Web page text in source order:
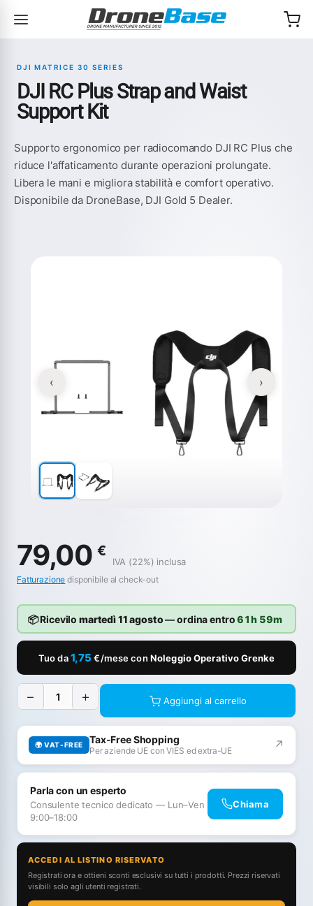
DJI MATRICE 30 SERIES
DJI RC Plus Strap and Waist
Support Kit
Supporto ergonomico per radiocomando DJI RC Plus che
riduce l'affaticamento durante operazioni prolungate.
Libera le mani e migliora stabilità e comfort operativo.
Disponibile da DroneBase, DJI Gold 5 Dealer.
‹ ›
79,00€
IVA (22%) inclusa
Fatturazione disponibile al check-out
📦 Ricevilo martedì 11 agosto— ordina entro61h 59m
Tuo da1,75€/mese con Noleggio Operativo Grenke
− + Aggiungi al carrello
🌍 VAT-FREE Tax-Free Shopping
Per aziende UE con VIES ed extra-UE ↗
Parla con un esperto
Consulente tecnico dedicato — Lun–Ven
9:00–18:00
Chiama
ACCEDI AL LISTINO RISERVATO
Registrati ora e ottieni sconti esclusivi su tutti i prodotti. Prezzi riservati
visibili solo agli utenti registrati.